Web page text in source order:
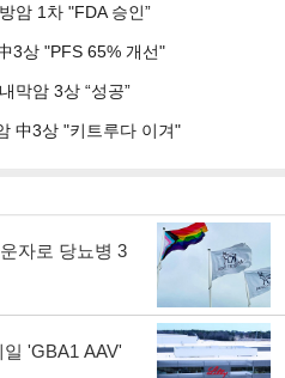
암 1차 "FDA 승인”
3상 "PFS 65% 개선"
막암 3상 “성공”
中3상 "키트루다 이겨"
자로 당뇨병 3
일 'GBA1 AAV'